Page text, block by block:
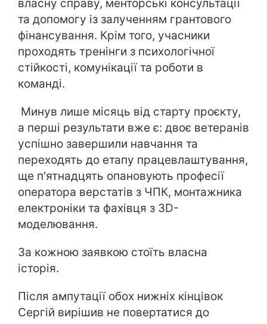
власну справу, менторські консультації
та допомогу із залученням грантового
фінансування. Крім того, учасники
проходять тренінги з психологічної
стійкості, комунікації та роботи в
команді.
Минув лише місяць від старту проєкту,
а перші результати вже є: двоє ветеранів
успішно завершили навчання та
переходять до етапу працевлаштування,
ще п'ятнадцять опановують професії
оператора верстатів з ЧПК, монтажника
електроніки та фахівця з 3D-
моделювання.
За кожною заявкою стоїть власна
історія.
Після ампутації обох нижніх кінцівок
Сергій вирішив не повертатися до